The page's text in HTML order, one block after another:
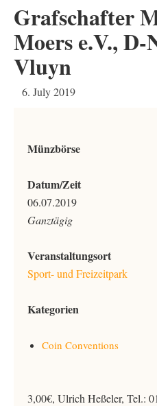
Grafschafter
Moers e.V.,
Vluyn
6. July 2019
Münzbörse
Datum/Zeit
06.07.2019
Ganztägig
Veranstaltungsort
Sport- und Freizeitpark
Kategorien
Coin Conventions
3,00€, Ulrich Heßeler, Tel.: